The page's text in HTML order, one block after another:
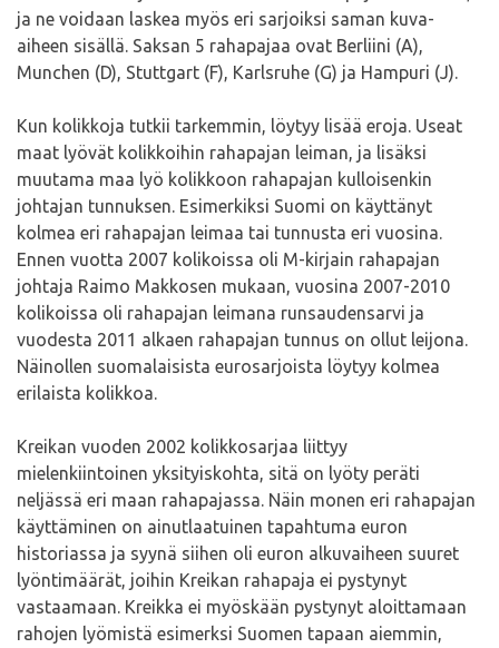
ja ne voidaan laskea myös eri sarjoiksi saman kuva-
aiheen sisällä. Saksan 5 rahapajaa ovat Berliini (A),
Munchen (D), Stuttgart (F), Karlsruhe (G) ja Hampuri (J).
Kun kolikkoja tutkii tarkemmin, löytyy lisää eroja. Useat
maat lyövät kolikkoihin rahapajan leiman, ja lisäksi
muutama maa lyö kolikkoon rahapajan kulloisenkin
johtajan tunnuksen. Esimerkiksi Suomi on käyttänyt
kolmea eri rahapajan leimaa tai tunnusta eri vuosina.
Ennen vuotta 2007 kolikoissa oli M-kirjain rahapajan
johtaja Raimo Makkosen mukaan, vuosina 2007-2010
kolikoissa oli rahapajan leimana runsaudensarvi ja
vuodesta 2011 alkaen rahapajan tunnus on ollut leijona.
Näinollen suomalaisista eurosarjoista löytyy kolmea
erilaista kolikkoa.
Kreikan vuoden 2002 kolikkosarjaa liittyy
mielenkiintoinen yksityiskohta, sitä on lyöty peräti
neljässä eri maan rahapajassa. Näin monen eri rahapajan
käyttäminen on ainutlaatuinen tapahtuma euron
historiassa ja syynä siihen oli euron alkuvaiheen suuret
lyöntimäärät, joihin Kreikan rahapaja ei pystynyt
vastaamaan. Kreikka ei myöskään pystynyt aloittamaan
rahojen lyömistä esimerksi Suomen tapaan aiemmin,